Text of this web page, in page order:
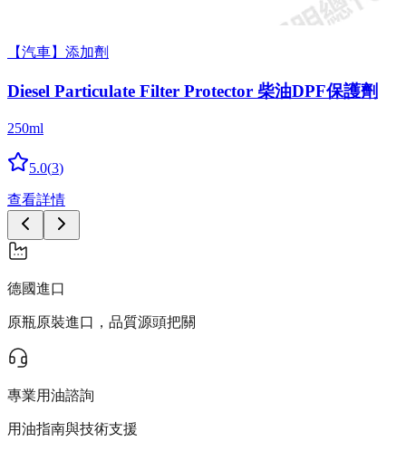
【汽車】添加劑
Diesel Partic­u­late Filter Protector 柴油DPF保護劑
250ml
5.0(3)
查看詳情
德國進口
原瓶原裝進口，品質源頭把關
專業用油諮詢
用油指南與技術支援